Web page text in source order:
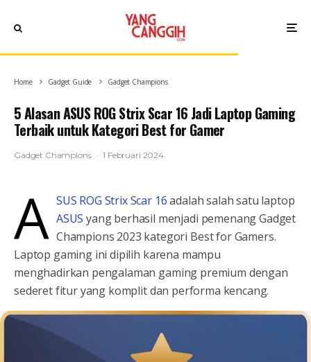
Home Gadget Guide Gadget Champions
5 Alasan ASUS ROG Strix Scar 16 Jadi Laptop Gaming
Terbaik untuk Kategori Best for Gamer
Gadget Champions · 1 Februari 2024
A SUS ROG Strix Scar 16adalah salah satu laptop
ASUS yang berhasil menjadi pemenang Gadget
Champions 2023 kategori Best for Gamers.
Laptop gaming ini dipilih karena mampu
menghadirkan pengalaman gaming premium dengan
sederet fitur yang komplit dan performa kencang.